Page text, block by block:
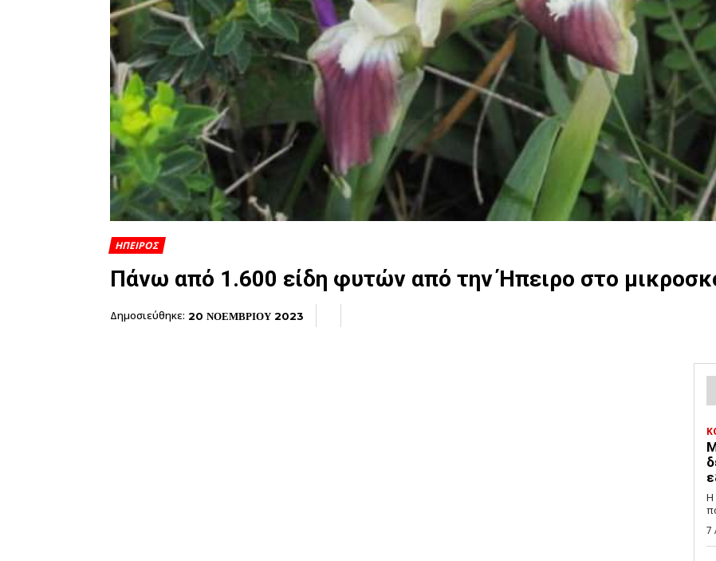
ΗΠΕΙΡΟΣ
Πάνω από 1.600 είδη φυτών από την Ήπειρο στο
Δημοσιεύθηκε: 20 ΝΟΕΜΒΡΙΟΥ 2023
Η
7